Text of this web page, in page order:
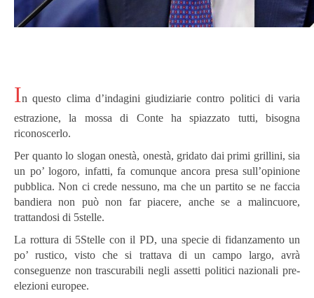
In questo clima d’indagini giudiziarie contro politici di varia
estrazione, la mossa di Conte ha spiazzato tutti, bisogna
riconoscerlo.
Per quanto lo slogan onestà, onestà, gridato dai primi grillini, sia
un po’ logoro, infatti, fa comunque ancora presa sull’opinione
pubblica. Non ci crede nessuno, ma che un partito se ne faccia
bandiera non può non far piacere, anche se a malincuore,
trattandosi di 5stelle.
La rottura di 5Stelle con il PD, una specie di fidanzamento un
po’ rustico, visto che si trattava di un campo largo, avrà
conseguenze non trascurabili negli assetti politici nazionali pre-
elezioni europee.